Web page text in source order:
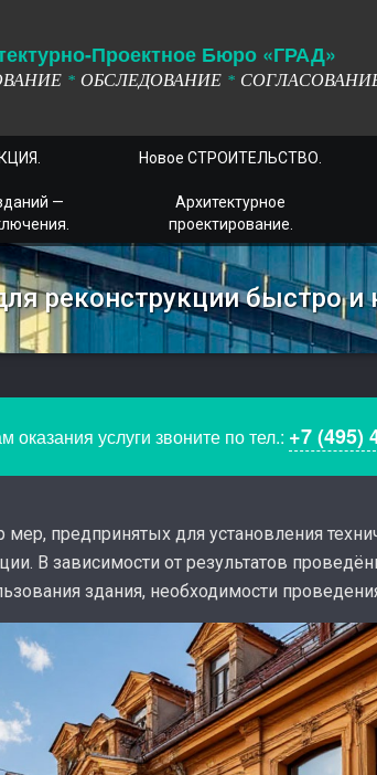
Проектное Бюро «ГРАД»
* ОБСЛЕДОВАНИЕ *
Новое СТРОИТЕЛЬСТВО.
—
Архитектурное
проектирование.
реконструкции быстро
оказания услуги звоните по тел.: +7 (495)
предпринятых для установления
В зависимости от результатов
здания, необходимости